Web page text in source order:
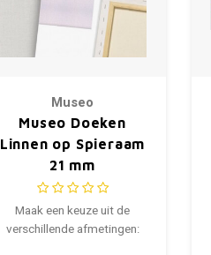
Museo
Museo Doeken
Linnen op Spieraam
21 mm
Maak een keuze uit de
verschillende afmetingen: